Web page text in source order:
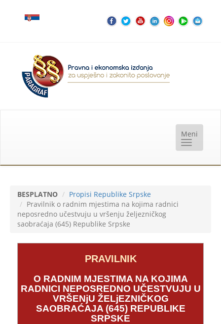
BESPLATNO
Propisi Republike Srpske
Pravilnik o radnim mjestima na kojima radnici
neposredno učestvuju u vršenju željezničkog
saobraćaja (645) Republike Srpske
PRAVILNIK
O RADNIM MJESTIMA NA KOJIMA
RADNICI NEPOSREDNO UČESTVUJU U
VRŠENjU ŽELjEZNIČKOG
SAOBRAĆAJA (645) REPUBLIKE
SRPSKE